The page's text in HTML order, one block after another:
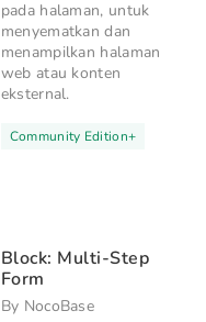
pada halaman, untuk
menyematkan dan
menampilkan halaman
web atau konten
eksternal.
Community Edition+
Block: Multi-Step
Form
By NocoBase